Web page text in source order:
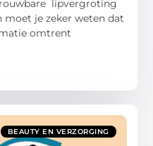
lipvergroting
je zeker weten dat
omtrent
BEAUTY EN VERZORGING